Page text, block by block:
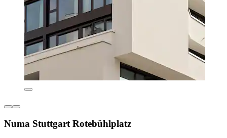
Numa Stuttgart Rotebühlplatz